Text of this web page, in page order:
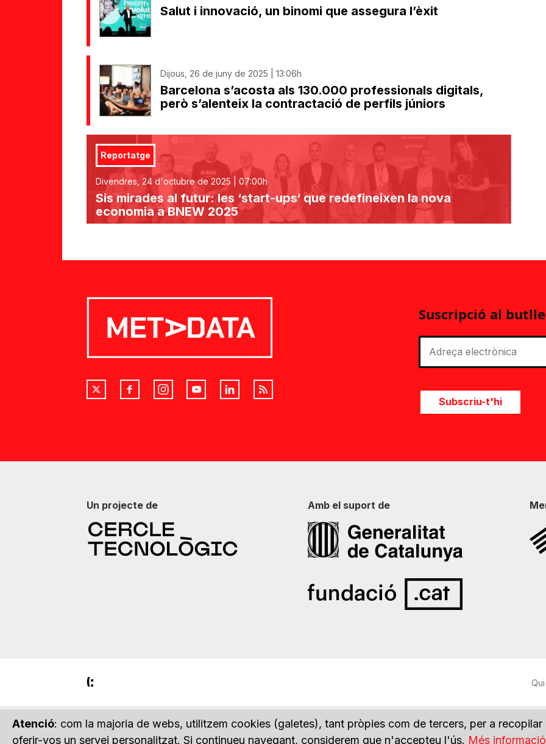
Salut i innovació, un binomi que assegura l’èxit
Dijous, 26 de juny de 2025 | 13:06h
Barcelona s’acosta als 130.000 professionals digitals,
però s’alenteix la contractació de perfils júniors
Reportatge
Divendres, 24 d'octubre de 2025 | 07:00h
Sis mirades al futur: les ‘start-ups‘ que redefineixen la nova
economia a BNEW 2025
Atenció: com la majoria de webs, utilitzem cookies (galetes), tant pròpies com de tercers, per a
oferir-vos un servei personalitzat. Si continueu navegant, considerem que n'accepteu l'ús. Més informació
Suscripció al
Subscriu-t'hi
Un projecte de Amb el suport de